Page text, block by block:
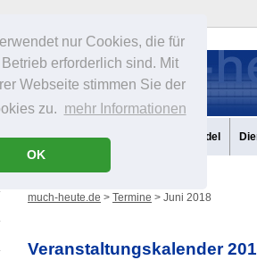
nur Cookies, die für
erforderlich sind. Mit
Webseite stimmen Sie der
zu. mehr Informationen
OK
Infos Freizeit Gastronomie Handel
much-heute.de > Termine > Juni 2018
Veranstaltungskalender